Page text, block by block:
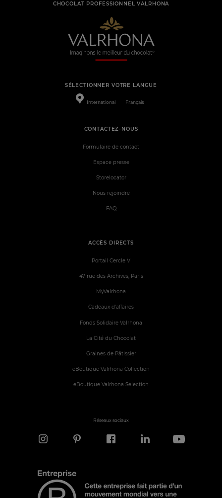
CHOCOLAT PROFESSIONNEL VALRHONA
SÉLECTIONNER VOTRE LANGUE
International Français
ACCÈS DIRECTS
Portail Cercle V
47 rue des Archives, Paris
MyValrhona
Cadeaux d'affaires
Fonds Solidaire Valrhona
La Cité du Chocolat
Graines de Pâtissier
eBoutique Valrhona Collection
eBoutique Valrhona Selection
CONTACTEZ-NOUS
Formulaire de contact
Espace presse
Storelocator
Nous rejoindre
FAQ
Réseaux sociaux